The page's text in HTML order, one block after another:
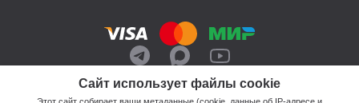
Сайт использует файлы cookie